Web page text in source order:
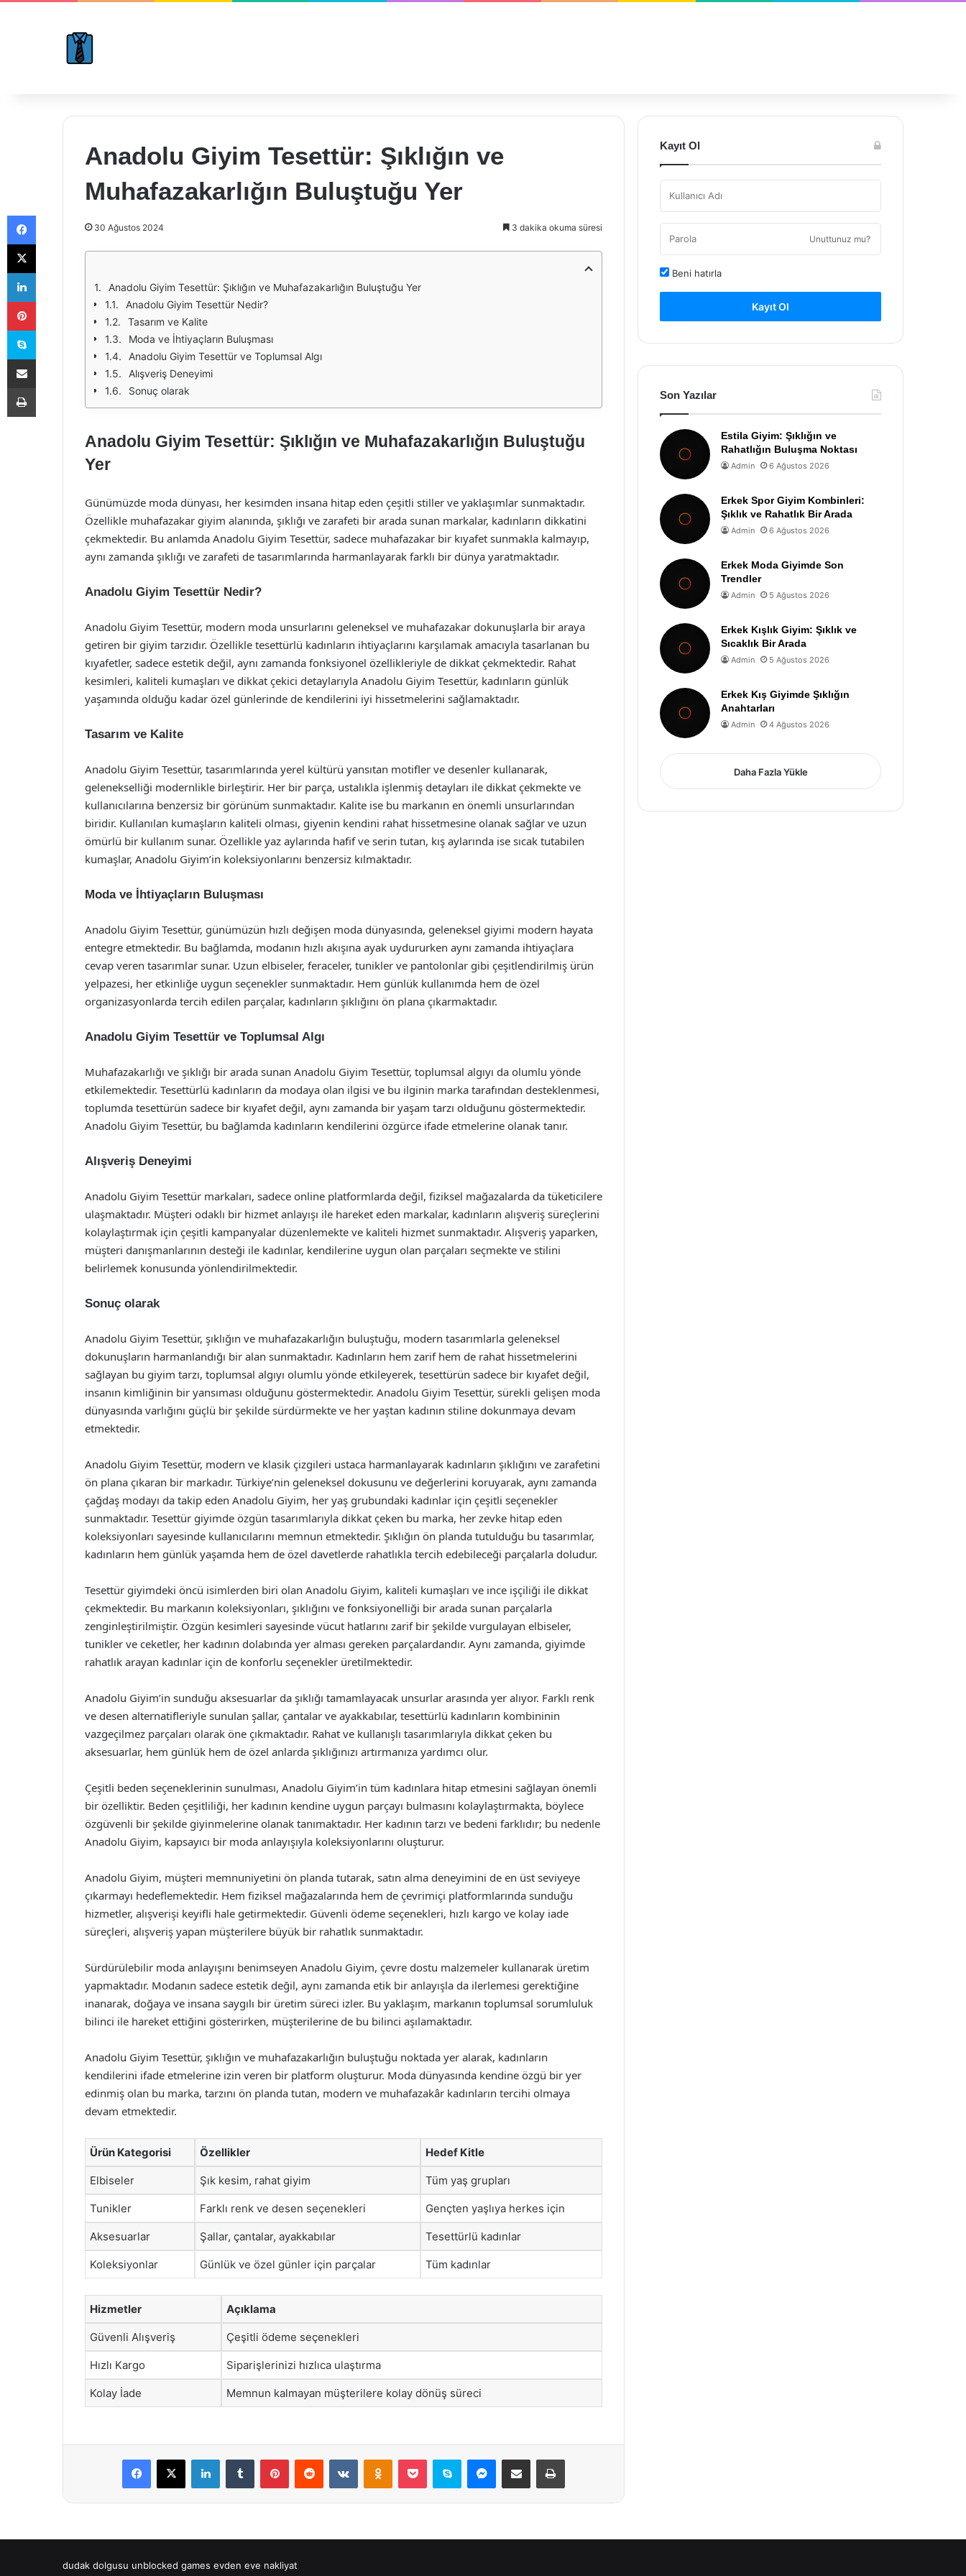
Anadolu Giyim Tesettür: Şıklığın ve
Muhafazakarlığın Buluştuğu Yer
30 Ağustos 2024 3 dakika okuma süresi
Anadolu Giyim Tesettür: Şıklığın ve Muhafazakarlığın Buluştuğu Yer
Anadolu Giyim Tesettür Nedir?
Tasarım ve Kalite
Moda ve İhtiyaçların Buluşması
Anadolu Giyim Tesettür ve Toplumsal Algı
Alışveriş Deneyimi
Sonuç olarak
Anadolu Giyim Tesettür: Şıklığın ve Muhafazakarlığın Buluştuğu
Yer
Günümüzde moda dünyası, her kesimden insana hitap eden çeşitli stiller ve yaklaşımlar sunmaktadır.
Özellikle muhafazakar giyim alanında, şıklığı ve zarafeti bir arada sunan markalar, kadınların dikkatini
çekmektedir. Bu anlamda Anadolu Giyim Tesettür, sadece muhafazakar bir kıyafet sunmakla kalmayıp,
aynı zamanda şıklığı ve zarafeti de tasarımlarında harmanlayarak farklı bir dünya yaratmaktadır.
Anadolu Giyim Tesettür Nedir?
Anadolu Giyim Tesettür, modern moda unsurlarını geleneksel ve muhafazakar dokunuşlarla bir araya
getiren bir giyim tarzıdır. Özellikle tesettürlü kadınların ihtiyaçlarını karşılamak amacıyla tasarlanan bu
kıyafetler, sadece estetik değil, aynı zamanda fonksiyonel özellikleriyle de dikkat çekmektedir. Rahat
kesimleri, kaliteli kumaşları ve dikkat çekici detaylarıyla Anadolu Giyim Tesettür, kadınların günlük
yaşamında olduğu kadar özel günlerinde de kendilerini iyi hissetmelerini sağlamaktadır.
Tasarım ve Kalite
Anadolu Giyim Tesettür, tasarımlarında yerel kültürü yansıtan motifler ve desenler kullanarak,
gelenekselliği modernlikle birleştirir. Her bir parça, ustalıkla işlenmiş detayları ile dikkat çekmekte ve
kullanıcılarına benzersiz bir görünüm sunmaktadır. Kalite ise bu markanın en önemli unsurlarından
biridir. Kullanılan kumaşların kaliteli olması, giyenin kendini rahat hissetmesine olanak sağlar ve uzun
ömürlü bir kullanım sunar. Özellikle yaz aylarında hafif ve serin tutan, kış aylarında ise sıcak tutabilen
kumaşlar, Anadolu Giyim’in koleksiyonlarını benzersiz kılmaktadır.
Moda ve İhtiyaçların Buluşması
Anadolu Giyim Tesettür, günümüzün hızlı değişen moda dünyasında, geleneksel giyimi modern hayata
entegre etmektedir. Bu bağlamda, modanın hızlı akışına ayak uydururken aynı zamanda ihtiyaçlara
cevap veren tasarımlar sunar. Uzun elbiseler, feraceler, tunikler ve pantolonlar gibi çeşitlendirilmiş ürün
yelpazesi, her etkinliğe uygun seçenekler sunmaktadır. Hem günlük kullanımda hem de özel
organizasyonlarda tercih edilen parçalar, kadınların şıklığını ön plana çıkarmaktadır.
Anadolu Giyim Tesettür ve Toplumsal Algı
Muhafazakarlığı ve şıklığı bir arada sunan Anadolu Giyim Tesettür, toplumsal algıyı da olumlu yönde
etkilemektedir. Tesettürlü kadınların da modaya olan ilgisi ve bu ilginin marka tarafından desteklenmesi,
toplumda tesettürün sadece bir kıyafet değil, aynı zamanda bir yaşam tarzı olduğunu göstermektedir.
Anadolu Giyim Tesettür, bu bağlamda kadınların kendilerini özgürce ifade etmelerine olanak tanır.
Alışveriş Deneyimi
Anadolu Giyim Tesettür markaları, sadece online platformlarda değil, fiziksel mağazalarda da tüketicilere
ulaşmaktadır. Müşteri odaklı bir hizmet anlayışı ile hareket eden markalar, kadınların alışveriş süreçlerini
kolaylaştırmak için çeşitli kampanyalar düzenlemekte ve kaliteli hizmet sunmaktadır. Alışveriş yaparken,
müşteri danışmanlarının desteği ile kadınlar, kendilerine uygun olan parçaları seçmekte ve stilini
belirlemek konusunda yönlendirilmektedir.
Sonuç olarak
Anadolu Giyim Tesettür, şıklığın ve muhafazakarlığın buluştuğu, modern tasarımlarla geleneksel
dokunuşların harmanlandığı bir alan sunmaktadır. Kadınların hem zarif hem de rahat hissetmelerini
sağlayan bu giyim tarzı, toplumsal algıyı olumlu yönde etkileyerek, tesettürün sadece bir kıyafet değil,
insanın kimliğinin bir yansıması olduğunu göstermektedir. Anadolu Giyim Tesettür, sürekli gelişen moda
dünyasında varlığını güçlü bir şekilde sürdürmekte ve her yaştan kadının stiline dokunmaya devam
etmektedir.
Anadolu Giyim Tesettür, modern ve klasik çizgileri ustaca harmanlayarak kadınların şıklığını ve zarafetini
ön plana çıkaran bir markadır. Türkiye’nin geleneksel dokusunu ve değerlerini koruyarak, aynı zamanda
çağdaş modayı da takip eden Anadolu Giyim, her yaş grubundaki kadınlar için çeşitli seçenekler
sunmaktadır. Tesettür giyimde özgün tasarımlarıyla dikkat çeken bu marka, her zevke hitap eden
koleksiyonları sayesinde kullanıcılarını memnun etmektedir. Şıklığın ön planda tutulduğu bu tasarımlar,
kadınların hem günlük yaşamda hem de özel davetlerde rahatlıkla tercih edebileceği parçalarla doludur.
Tesettür giyimdeki öncü isimlerden biri olan Anadolu Giyim, kaliteli kumaşları ve ince işçiliği ile dikkat
çekmektedir. Bu markanın koleksiyonları, şıklığını ve fonksiyonelliği bir arada sunan parçalarla
zenginleştirilmiştir. Özgün kesimleri sayesinde vücut hatlarını zarif bir şekilde vurgulayan elbiseler,
tunikler ve ceketler, her kadının dolabında yer alması gereken parçalardandır. Aynı zamanda, giyimde
rahatlık arayan kadınlar için de konforlu seçenekler üretilmektedir.
Anadolu Giyim’in sunduğu aksesuarlar da şıklığı tamamlayacak unsurlar arasında yer alıyor. Farklı renk
ve desen alternatifleriyle sunulan şallar, çantalar ve ayakkabılar, tesettürlü kadınların kombininin
vazgeçilmez parçaları olarak öne çıkmaktadır. Rahat ve kullanışlı tasarımlarıyla dikkat çeken bu
aksesuarlar, hem günlük hem de özel anlarda şıklığınızı artırmanıza yardımcı olur.
Çeşitli beden seçeneklerinin sunulması, Anadolu Giyim’in tüm kadınlara hitap etmesini sağlayan önemli
bir özelliktir. Beden çeşitliliği, her kadının kendine uygun parçayı bulmasını kolaylaştırmakta, böylece
özgüvenli bir şekilde giyinmelerine olanak tanımaktadır. Her kadının tarzı ve bedeni farklıdır; bu nedenle
Anadolu Giyim, kapsayıcı bir moda anlayışıyla koleksiyonlarını oluşturur.
Anadolu Giyim, müşteri memnuniyetini ön planda tutarak, satın alma deneyimini de en üst seviyeye
çıkarmayı hedeflemektedir. Hem fiziksel mağazalarında hem de çevrimiçi platformlarında sunduğu
hizmetler, alışverişi keyifli hale getirmektedir. Güvenli ödeme seçenekleri, hızlı kargo ve kolay iade
süreçleri, alışveriş yapan müşterilere büyük bir rahatlık sunmaktadır.
Sürdürülebilir moda anlayışını benimseyen Anadolu Giyim, çevre dostu malzemeler kullanarak üretim
yapmaktadır. Modanın sadece estetik değil, aynı zamanda etik bir anlayışla da ilerlemesi gerektiğine
inanarak, doğaya ve insana saygılı bir üretim süreci izler. Bu yaklaşım, markanın toplumsal sorumluluk
bilinci ile hareket ettiğini gösterirken, müşterilerine de bu bilinci aşılamaktadır.
Anadolu Giyim Tesettür, şıklığın ve muhafazakarlığın buluştuğu noktada yer alarak, kadınların
kendilerini ifade etmelerine izin veren bir platform oluşturur. Moda dünyasında kendine özgü bir yer
edinmiş olan bu marka, tarzını ön planda tutan, modern ve muhafazakâr kadınların tercihi olmaya
devam etmektedir.
Ürün Kategorisi Özellikler Hedef Kitle
Elbiseler Şık kesim, rahat giyim Tüm yaş grupları
Tunikler Farklı renk ve desen seçenekleri Gençten yaşlıya herkes için
Aksesuarlar Şallar, çantalar, ayakkabılar Tesettürlü kadınlar
Koleksiyonlar Günlük ve özel günler için parçalar Tüm kadınlar
Hizmetler Açıklama
Güvenli Alışveriş Çeşitli ödeme seçenekleri
Hızlı Kargo Siparişlerinizi hızlıca ulaştırma
Kolay İade Memnun kalmayan müşterilere kolay dönüş süreci
Facebook
X LinkedInTumblr PinterestReddit VKontakteOdnoklassniki
Pocket Skype Messenger
E-Posta ile paylaş Yazdır
Kayıt Ol
Unuttunuz mu?
Beni hatırla
Kayıt Ol
Son Yazılar
Estila Giyim: Şıklığın ve
Rahatlığın Buluşma Noktası
Admin 6 Ağustos 2026
Erkek Spor Giyim Kombinleri:
Şıklık ve Rahatlık Bir Arada
Admin 6 Ağustos 2026
Erkek Moda Giyimde Son
Trendler
Admin 5 Ağustos 2026
Erkek Kışlık Giyim: Şıklık ve
Sıcaklık Bir Arada
Admin 5 Ağustos 2026
Erkek Kış Giyimde Şıklığın
Anahtarları
Admin 4 Ağustos 2026
Daha Fazla Yükle
dudak dolgusu unblocked games evden eve nakliyat
Facebook
X
LinkedIn
Pinterest
Skype
E-Posta ile paylaş